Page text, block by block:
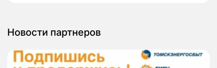
Новости партнеров